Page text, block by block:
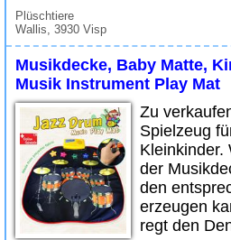
Plüschtiere
Wallis, 3930 Visp
Musikdecke, Baby Matte,
Musik Instrument Play Mat
Zu
Spielzeug
Kleinkinder.
der
den
erzeugen
regt den